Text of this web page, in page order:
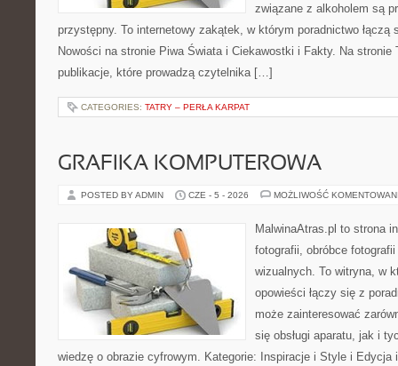
związane z alkoholem są
przystępny. To internetowy zakątek, w którym poradnictwo łączą
Nowości na stronie Piwa Świata i Ciekawostki i Fakty. Na
publikacje, które prowadzą czytelnika […]
CATEGORIES: TATRY – PERŁA KARPAT
GRAFIKA KOMPUTEROWA
POSTED BY ADMIN CZE - 5 - 2026 MOŻLIWOŚĆ
MalwinaAtras.pl to strona
fotografii, obróbce
wizualnych. To witryna, w
opowieści łączy się z
może zainteresować
się obsługi aparatu, jak i
wiedzę o obrazie cyfrowym. Kategorie: Inspiracje i Style i Edycja